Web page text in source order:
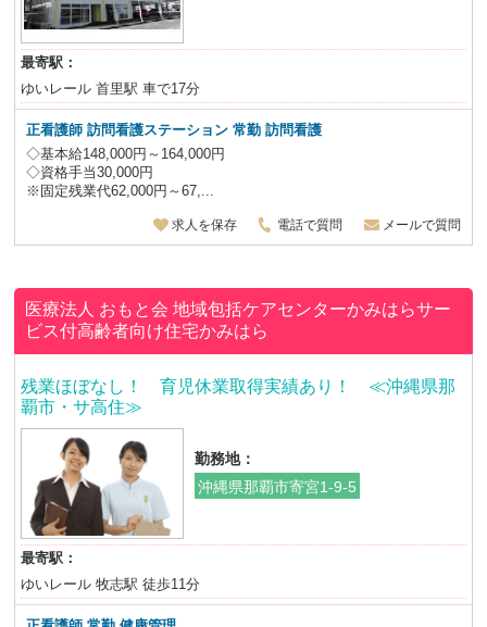
最寄駅：
ゆいレール 首里駅 車で17分
正看護師 訪問看護ステーション 常勤 訪問看護
◇基本給148,000円～164,000円
◇資格手当30,000円
※固定残業代62,000円～67,...
求人を保存 電話で質問 メールで質問
医療法人 おもと会地域包括ケアセンターかみはらサー
ビス付高齢者向け住宅かみはら
残業ほぼなし！ 育児休業取得実績あり！ ≪沖縄県那
覇市・サ高住≫
勤務地：
沖縄県那覇市寄宮1-9-5
最寄駅：
ゆいレール 牧志駅 徒歩11分